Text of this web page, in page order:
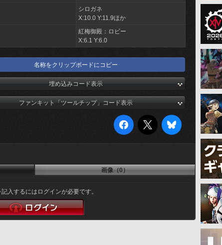
シロガネ
X:10.0 Y:11.9ほか
紅梅御殿：ロビー
X:6.1 Y:6.0
名称をクリップボードにコピー
埋め込みコード表示
ファンキット「ツールチップ」コード表示
画像（0）
入するにはログインが必要です。